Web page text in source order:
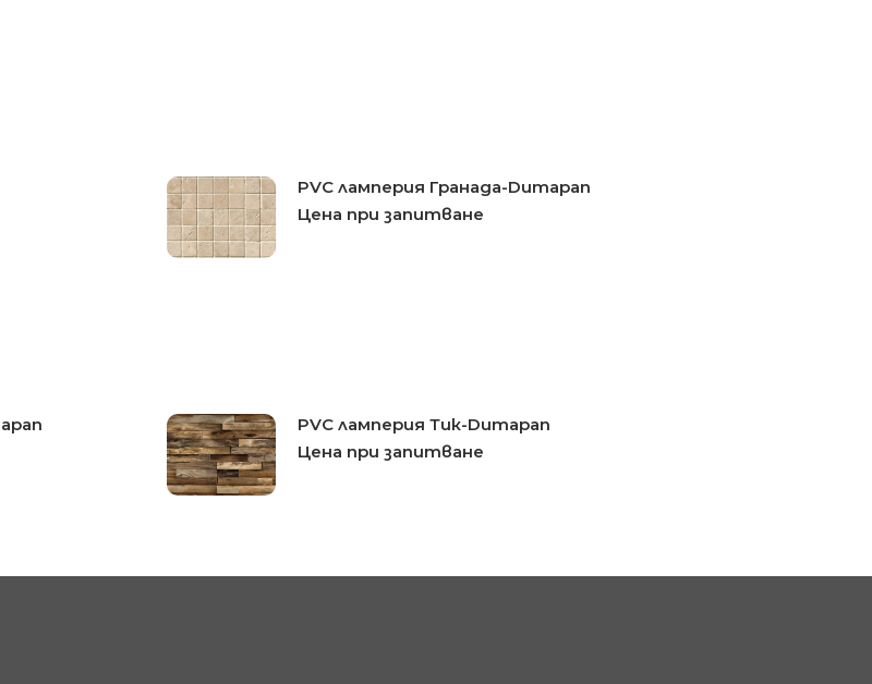
PVC ламперия Гранада-Dumapan
Цена при запитване
PVC ламперия Тик-Dumapan
Цена при запитване